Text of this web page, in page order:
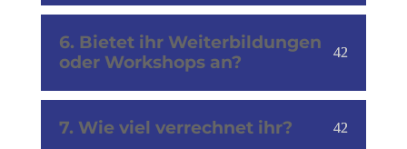
6. Bietet ihr Weiterbildungen
oder Workshops an?
7. Wie viel verrechnet ihr?